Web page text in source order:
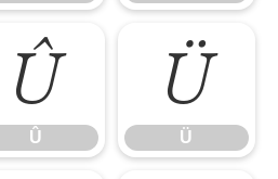
Û
Û
Ü
Ü